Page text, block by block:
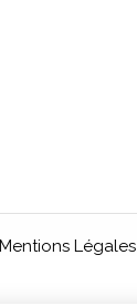
Mentions Légales